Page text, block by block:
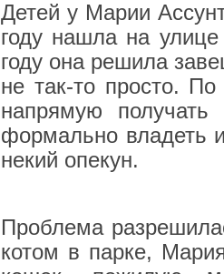
Детей у Марии
году нашла на
году она решила
не так-то просто.
напрямую
формально владеть
некий опекун.
Проблема
котом в парке,